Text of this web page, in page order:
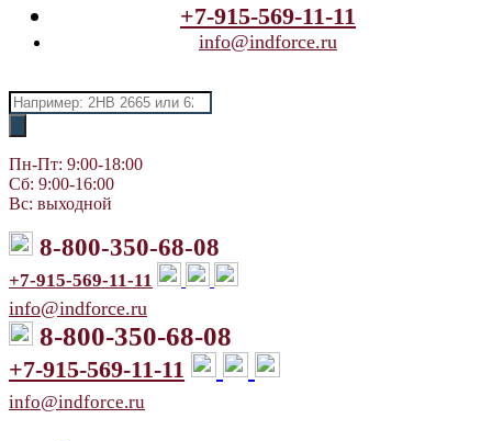
+7-915-569-11-11
info@indforce.ru
Поиск
товаров
Пн-Пт: 9:00-18:00
Сб: 9:00-16:00
Вс: выходной
8-800-350-68-08
+7-915-569-11-11
info@indforce.ru
8-800-350-68-08
+7-915-569-11-11
info@indforce.ru